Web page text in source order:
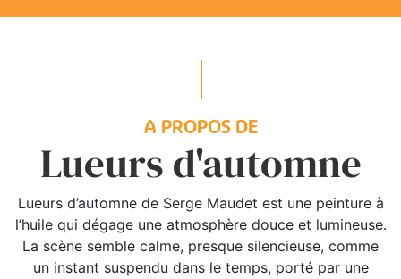
A PROPOS DE
Lueurs d'automne
Lueurs d’automne de Serge Maudet est une peinture à
l’huile qui dégage une atmosphère douce et lumineuse.
La scène semble calme, presque silencieuse, comme
un instant suspendu dans le temps, porté par une